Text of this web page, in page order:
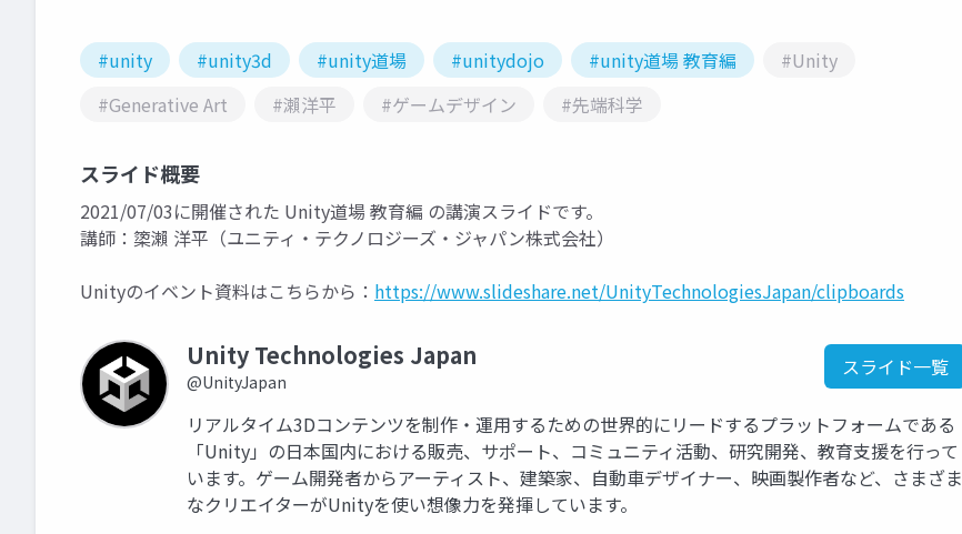
#unity #unity3d #unity道場 #unitydojo #unity道場 教育編
#Unity
#Generative Art
#瀨洋平 #ゲームデザイン #先端科学
スライド概要
2021/07/03に開催された Unity道場 教育編 の講演スライドです。
講師：𥱋瀨 洋平（ユニティ・テクノロジーズ・ジャパン株式会社）
Unityのイベント資料はこちらから： https://www.slideshare.net/UnityTechnologiesJapan/clipboards
Unity Technologies Japan
@UnityJapan
スライド一覧
リアルタイム3Dコンテンツを制作・運用するための世界的にリードするプラットフォームである
「Unity」の日本国内における販売、サポート、コミュニティ活動、研究開発、教育支援を行って
います。ゲーム開発者からアーティスト、建築家、自動車デザイナー、映画製作者など、さまざま
なクリエイターがUnityを使い想像力を発揮しています。